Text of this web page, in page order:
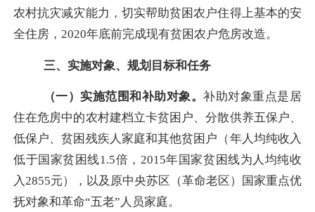
农村抗灾减灾能力，切实帮助贫困农户住得上基本的安
全住房，2020年底前完成现有贫困农户危房改造。
三、实施对象、规划目标和任务
（一）实施范围和补助对象。补助对象重点是居
住在危房中的农村建档立卡贫困户、分散供养五保户、
低保户、贫困残疾人家庭和其他贫困户（年人均纯收入
低于国家贫困线1.5倍， 2015年国家贫困线为人均纯收
入2855元），以及原中央苏区（革命老区）国家重点优
抚对象和革命“五老”人员家庭。